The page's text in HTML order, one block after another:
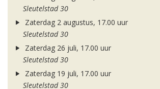
Sleutelstad 30
Zaterdag 2 augustus, 17.00 uur
Sleutelstad 30
Zaterdag 26 juli, 17.00 uur
Sleutelstad 30
Zaterdag 19 juli, 17.00 uur
Sleutelstad 30